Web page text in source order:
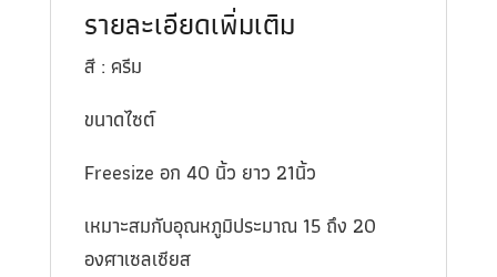
รายละเอียดเพิ่มเติม
สี : ครีม
ขนาดไซต์
Freesize อก 40 นิ้ว ยาว 21นิ้ว
เหมาะสมกับอุณหภูมิประมาณ 15 ถึง 20
องศาเซลเซียส